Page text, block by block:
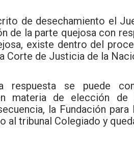
de desechamiento el
de la parte quejosa con
existe dentro del
Corte de Justicia de la
se puede
materia de elección
la Fundación
al tribunal Colegiado y